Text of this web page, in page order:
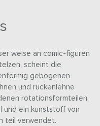
weise an comic-figuren
scheint die
gebogenen
und rückenlehne
rotationsformteilen,
und ein kunststoff von
teil verwendet.